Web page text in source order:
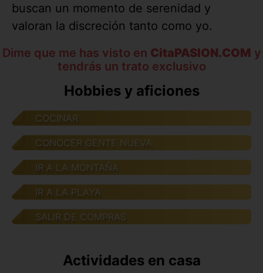
buscan un momento de serenidad y
valoran la discreción tanto como yo.
Dime que me has visto en CitaPASION.COM y
tendrás un trato exclusivo
Hobbies y aficiones
COCINAR
CONOCER GENTE NUEVA
IR A LA MONTAÑA
IR A LA PLAYA
SALIR DE COMPRAS
Actividades en casa